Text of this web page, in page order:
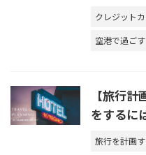
クレジット
空港で過ごす
【旅行
をするに
旅行を計画す